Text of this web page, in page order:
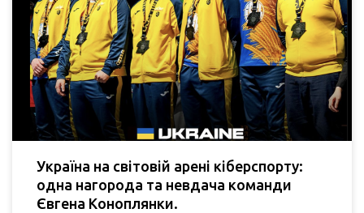
Україна на світовій арені кіберспорту:
одна нагорода та невдача команди
Євгена Коноплянки.